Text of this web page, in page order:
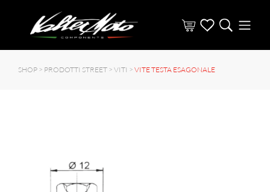
SHOP > PRODOTTI STREET > VITI > VITE TESTA ESAGONALE